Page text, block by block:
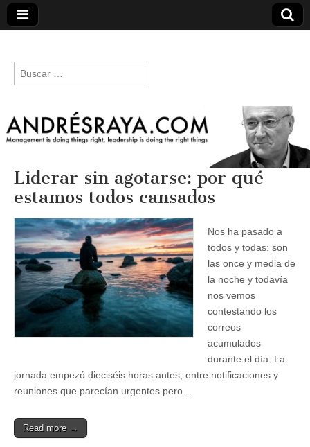
andresraya.com
gestión de
personas,
talento e
Buscar:
Liderar sin agotarse: por qué
estamos todos cansados
Nos ha pasado a
todos y todas: son
las once y media de
la noche y todavía
nos vemos
contestando los
correos
acumulados
durante el día. La
jornada empezó dieciséis horas antes, entre notificaciones y
reuniones que parecían urgentes pero…
Read more →